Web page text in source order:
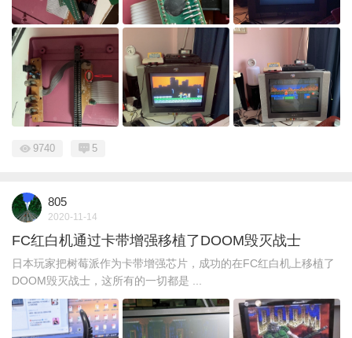
9740 5
805
2020-11-14
FC红白机通过卡带增强移植了DOOM毁灭战士
日本玩家把树莓派作为卡带增强芯片，成功的在FC红白机上移植了
DOOM毁灭战士，这所有的一切都是 ...